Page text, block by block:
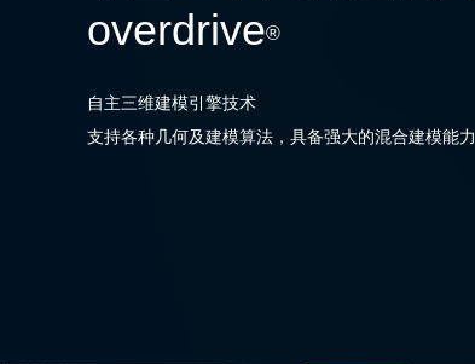
overdrive®
自主三维建模引擎技术
支持各种几何及建模算法，具备强大的混合建模能力